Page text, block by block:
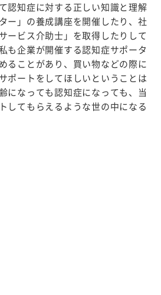
認知症に対する正しい知識と理解
ー」の養成講座を開催したり、社
ービス介助士」を取得したりして
も企業が開催する認知症サポータ
ることがあり、買い物などの際に
ポートをしてほしいということは
になっても認知症になっても、当
してもらえるような世の中になる